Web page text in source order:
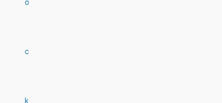
o
c
k